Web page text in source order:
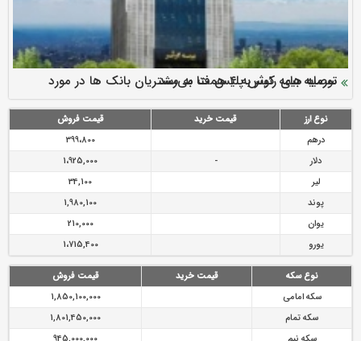
ارزش سهام عدالت بالا رفت
سرمایه بیمه کوثر به ۴ همت می‌رسد
نود ثانیه با فولاد سنگان
تقدیر دبیرکل سندیکای بیمه گران ایران از اقدامات مدیرعامل بیمه
رازی
توصیه های رئیس پلیس فتا به مشتریان بانک ها در مورد
پیشگیری از سرقت های مجازی
نوع ارز قیمت خرید
قیمت فروش
درهم
399،800
دلار
-
1،925,000
لیر
34,100
پوند
1,980,100
یوان
210,000
یورو
1،715,400
نوع سکه قیمت خرید
قیمت فروش
سکه امامی
1,850,100,000
سکه تمام
1,801,450,000